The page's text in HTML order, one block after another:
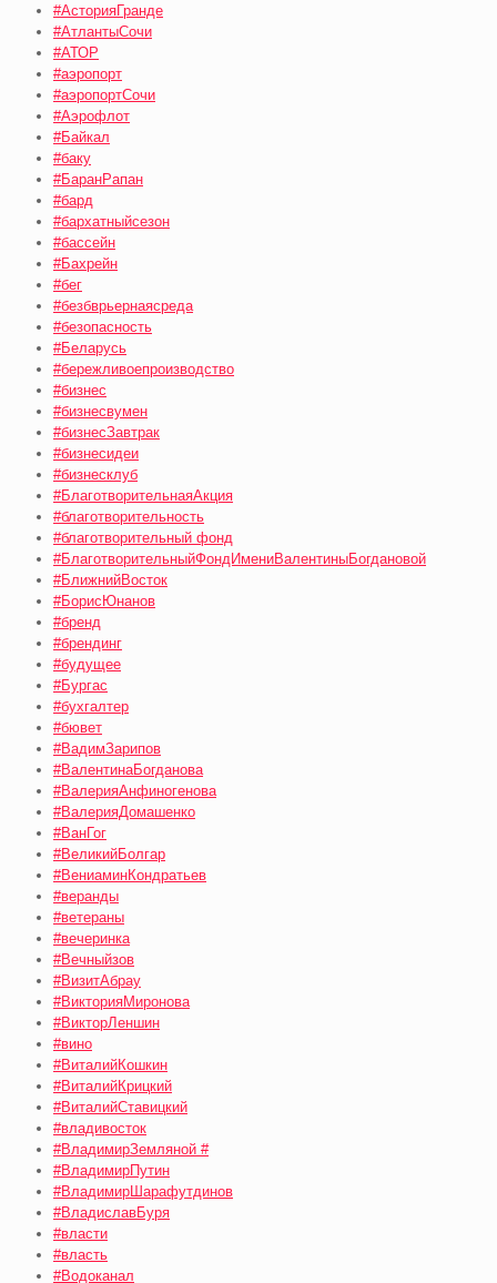
#АсторияГранде
#АтлантыСочи
#АТОР
#аэропорт
#аэропортСочи
#Аэрофлот
#Байкал
#баку
#БаранРапан
#бард
#бархатныйсезон
#бассейн
#Бахрейн
#бег
#безбврьернаясреда
#безопасность
#Беларусь
#бережливоепроизводство
#бизнес
#бизнесвумен
#бизнесЗавтрак
#бизнесидеи
#бизнесклуб
#БлаготворительнаяАкция
#благотворительность
#благотворительный фонд
#БлаготворительныйФондИмениВалентиныБогдановой
#БлижнийВосток
#БорисЮнанов
#бренд
#брендинг
#будущее
#Бургас
#бухгалтер
#бювет
#ВадимЗарипов
#ВалентинаБогданова
#ВалерияАнфиногенова
#ВалерияДомашенко
#ВанГог
#ВеликийБолгар
#ВениаминКондратьев
#веранды
#ветераны
#вечеринка
#Вечныйзов
#ВизитАбрау
#ВикторияМиронова
#ВикторЛеншин
#вино
#ВиталийКошкин
#ВиталийКрицкий
#ВиталийСтавицкий
#владивосток
#ВладимирЗемляной #
#ВладимирПутин
#ВладимирШарафутдинов
#ВладиславБуря
#власти
#власть
#Водоканал